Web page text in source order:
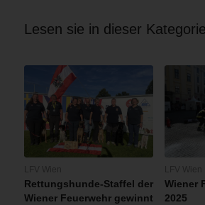
Lesen sie in dieser
Rettungshunde-Staffel der
Wiener Feuerwehr gewinnt
Wiener
2025